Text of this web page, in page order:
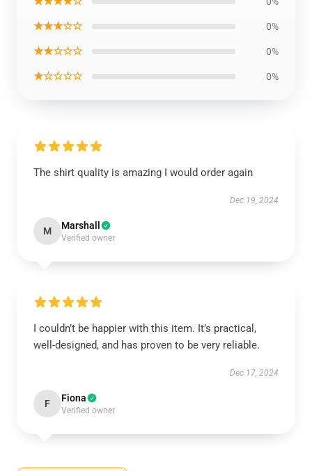
★★★☆☆ 0%
★★☆☆☆ 0%
★☆☆☆☆ 0%
The shirt quality is amazing I would order again
Dec 19, 2024
M Marshall
Verified owner
I couldn’t be happier with this item. It’s practical,
well-designed, and has proven to be very reliable.
Dec 17, 2024
F Fiona
Verified owner